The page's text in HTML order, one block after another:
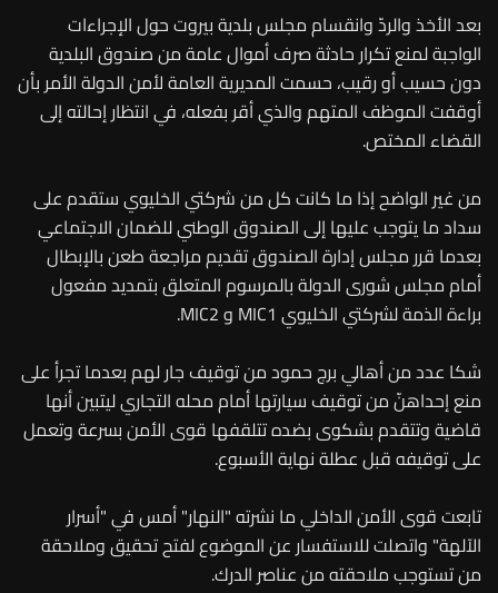
بعد الأخذ والردّ وانقسام مجلس بلدية بيروت حول الإجراءات
الواجبة لمنع تكرار حادثة صرف أموال عامة من صندوق البلدية
دون حسيب أو رقيب، حسمت المديرية العامة لأمن الدولة الأمر بأن
أوقفت الموظف المتهم والذي أقر بفعله، في انتظار إحالته إلى
القضاء المختص.
من غير الواضح إذا ما كانت كل من شركتي الخليوي ستقدم على
سداد ما يتوجب عليها إلى الصندوق الوطني للضمان الاجتماعي
بعدما قرر مجلس إدارة الصندوق تقديم مراجعة طعن بالإبطال
أمام مجلس شورى الدولة بالمرسوم المتعلق بتمديد مفعول
براءة الذمة لشركتي الخليوي MIC1 و MIC2.
شكا عدد من أهالي برج حمود من توقيف جار لهم بعدما تجرأ على
منع إحداهنّ من توقيف سيارتها أمام محله التجاري ليتبين أنها
قاضية وتتقدم بشكوى بضده تتلقفها قوى الأمن بسرعة وتعمل
على توقيفه قبل عطلة نهاية الأسبوع.
تابعت قوى الأمن الداخلي ما نشرته "النهار" أمس في "أسرار
الآلهة" واتصلت للاستفسار عن الموضوع لفتح تحقيق وملاحقة
من تستوجب ملاحقته من عناصر الدرك.